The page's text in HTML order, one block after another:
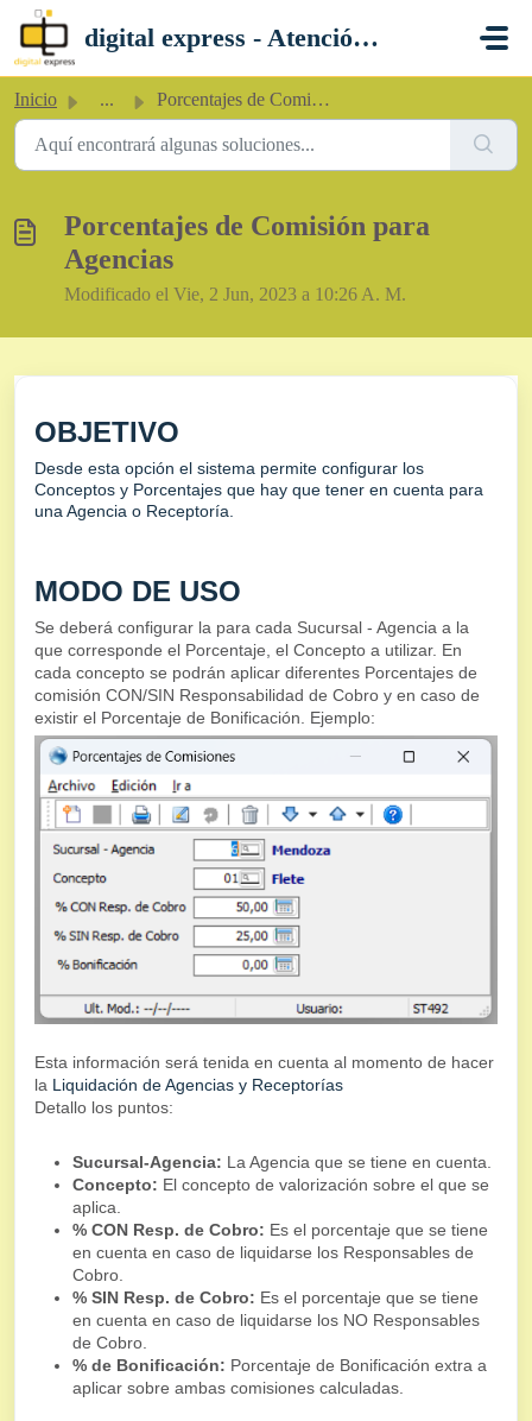
Saltar al contenido principal
digital express - Atención al Cliente
Inicio ... Porcentajes de Comisión para Agencias
Porcentajes de Comisión para
Agencias
Modificado el Vie, 2 Jun, 2023 a 10:26 A. M.
OBJETIVO
Desde esta opción el sistema permite configurar los
Conceptos y Porcentajes que hay que tener en cuenta para
una Agencia o Receptoría.
MODO DE USO
Se deberá configurar la para cada Sucursal - Agencia a la
que corresponde el Porcentaje, el Concepto a utilizar. En
cada concepto se podrán aplicar diferentes Porcentajes de
comisión CON/SIN Responsabilidad de Cobro y en caso de
existir el Porcentaje de Bonificación. Ejemplo:
Esta información será tenida en cuenta al momento de hacer
la Liquidación de Agencias y Receptorías
Detallo los puntos:
Sucursal-Agencia: La Agencia que se tiene en cuenta.
Concepto: El concepto de valorización sobre el que se
aplica.
% CON Resp. de Cobro: Es el porcentaje que se tiene
en cuenta en caso de liquidarse los Responsables de
Cobro.
% SIN Resp. de Cobro: Es el porcentaje que se tiene
en cuenta en caso de liquidarse los NO Responsables
de Cobro.
% de Bonificación: Porcentaje de Bonificación extra a
aplicar sobre ambas comisiones calculadas.